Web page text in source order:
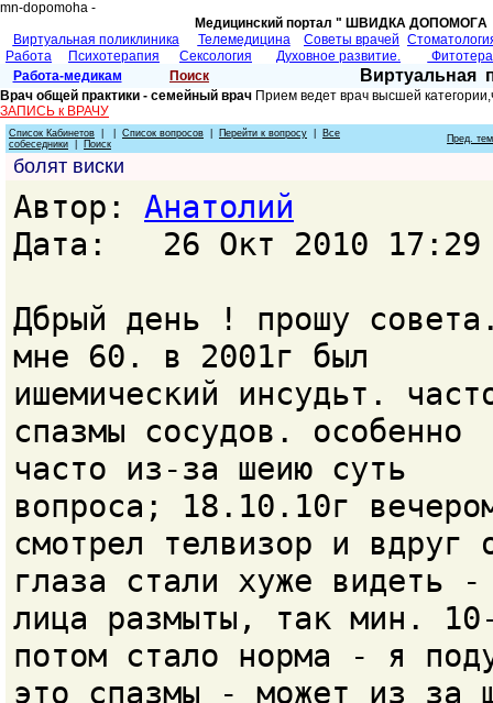
mn-dopomoha -
Медицинский портал " ШВИДКА
Виртуальная поликлиника
Телемедицина Советы врачей
Работа
Психотерапия Сексология Духовное развитие.
Работа-медикам
Поиск Виртуальная
Врач общей практики - семейный врач Прием ведет врач высшей
ЗАПИСЬ к ВРАЧУ
Список Кабинетов Список вопросов Перейти к вопросу
Все
собеседники
Поиск Пред.
болят виски
Автор: Анатолий
Дата: 26 Окт 2010 17:29
Дбрый день ! прошу
мне 60. в 2001г был
ишемический инсудьт.
спазмы сосудов. особенно
часто из-за шеию суть
вопроса; 18.10.10г
смотрел телвизор и вдруг
глаза стали хуже видеть -
лица размыты, так мин.
потом стало норма - я
это спазмы - может из за